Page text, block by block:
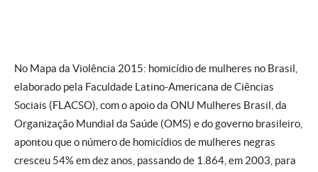
No Mapa da Violência 2015: homicídio de mulheres no Brasil,
elaborado pela Faculdade Latino-Americana de Ciências
Sociais (FLACSO), com o apoio da ONU Mulheres Brasil, da
Organização Mundial da Saúde (OMS) e do governo brasileiro,
apontou que o número de homicídios de mulheres negras
cresceu 54% em dez anos, passando de 1.864, em 2003, para